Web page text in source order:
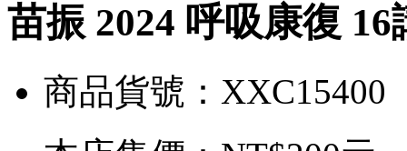
苗振 2024 呼吸康復
商品貨號：XXC15400